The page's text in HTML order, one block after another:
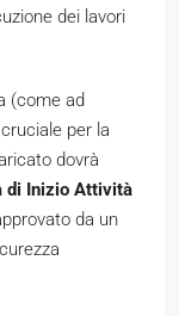
dei lavori
(come ad
per la
dovrà
di Inizio Attività
da un